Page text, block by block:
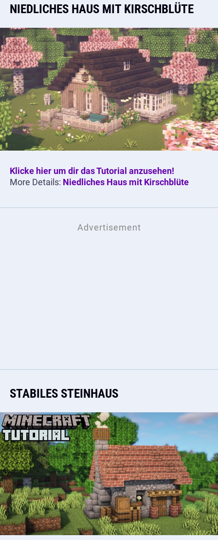
NIEDLICHES HAUS MIT KIRSCHBLÜTE
Klicke hier um dir das Tutorial anzusehen!
More Details: Niedliches Haus mit Kirschblüte
STABILES STEINHAUS